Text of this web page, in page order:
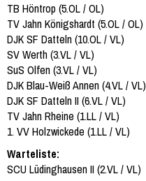
TB Höntrop (5.OL / OL)
TV Jahn Königshardt (5.OL / OL)
DJK SF Datteln (10.OL / VL)
SV Werth (3.VL / VL)
SuS Olfen (3.VL / VL)
DJK Blau-Weiß Annen (4.VL / VL)
DJK SF Datteln II (6.VL / VL)
TV Jahn Rheine (1.LL / VL)
1. VV Holzwickede (1.LL / VL)
Warteliste:
SCU Lüdinghausen II (2.VL / VL)